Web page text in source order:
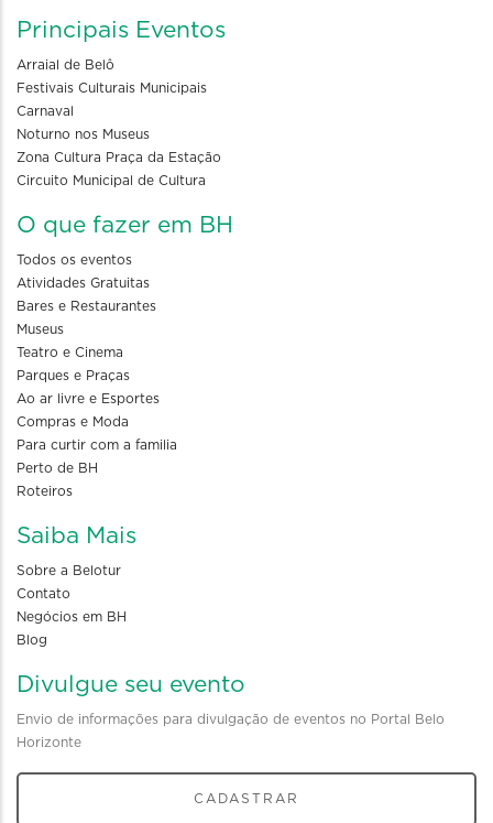
Principais Eventos
Arraial de Belô
Festivais Culturais Municipais
Carnaval
Noturno nos Museus
Zona Cultura Praça da Estação
Circuito Municipal de Cultura
O que fazer em BH
Todos os eventos
Atividades Gratuitas
Bares e Restaurantes
Museus
Teatro e Cinema
Parques e Praças
Ao ar livre e Esportes
Compras e Moda
Para curtir com a familia
Perto de BH
Roteiros
Saiba Mais
Sobre a Belotur
Contato
Negócios em BH
Blog
Divulgue seu evento
Envio de informações para divulgação de eventos no Portal Belo
Horizonte
CADASTRAR